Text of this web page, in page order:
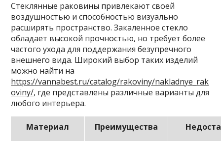
Стеклянные раковины привлекают своей
воздушностью и способностью визуально
расширять пространство. Закаленное стекло
обладает высокой прочностью, но требует более
частого ухода для поддержания безупречного
внешнего вида. Широкий выбор таких изделий
можно найти на
https://vannabest.ru/catalog/rakoviny/nakladnye_rak
oviny/, где представлены различные варианты для
любого интерьера.
Материал Преимущества